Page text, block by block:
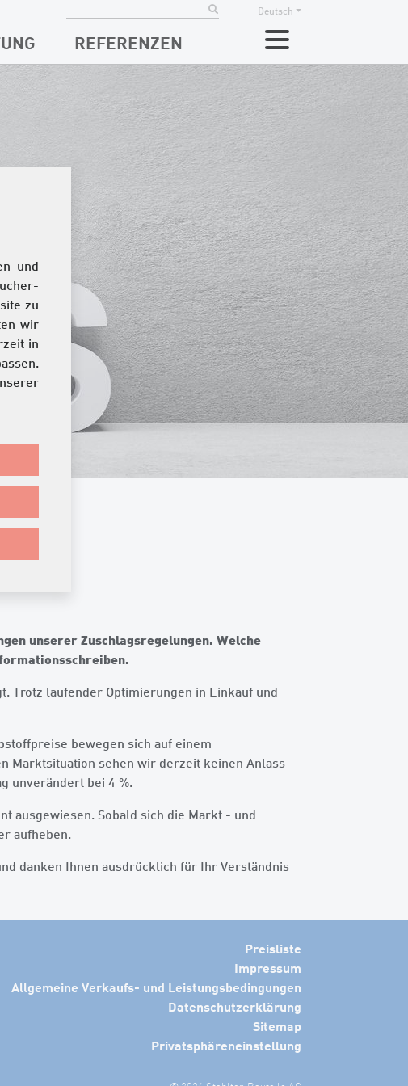
und
zu
wir
in
Deutsch
REFERENZEN
unserer Zuschlagsregelungen. Welche
Trotz laufender Optimierungen in Einkauf und
bewegen sich auf einem
Marktsituation sehen wir derzeit keinen Anlass
unverändert bei 4 %.
ausgewiesen. Sobald sich die Markt - und
aufheben.
danken Ihnen ausdrücklich für Ihr Verständnis
Preisliste
Impressum
Allgemeine Verkaufs- und Leistungsbedingungen
Datenschutzerklärung
Sitemap
Privatsphäreneinstellung